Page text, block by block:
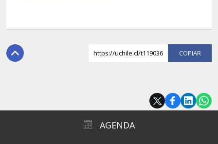
https://uchile.cl/t119036
AGENDA